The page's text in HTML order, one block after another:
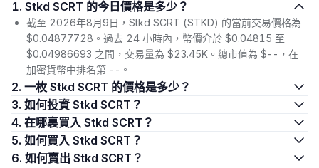
1. Stkd SCRT 的今日價格是多少？
截至 2026年8月9日，Stkd SCRT (STKD) 的當前交易價格為
$0.04877728。過去 24 小時內，幣價介於 $0.04815 至
$0.04986693 之間，交易量為 $23.45K。總市值為 $--，在
加密貨幣中排名第 --。
2. 一枚 Stkd SCRT 的價格是多少？
3. 如何投資 Stkd SCRT？
4. 在哪裏買入 Stkd SCRT？
5. 如何買入 Stkd SCRT？
6. 如何賣出 Stkd SCRT？